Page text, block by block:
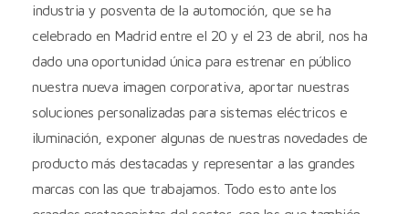
industria y posventa de la automoción, que se ha
celebrado en Madrid entre el 20 y el 23 de abril, nos ha
dado una oportunidad única para estrenar en público
nuestra nueva imagen corporativa, aportar nuestras
soluciones personalizadas para sistemas eléctricos e
iluminación, exponer algunas de nuestras novedades de
producto más destacadas y representar a las grandes
marcas con las que trabajamos. Todo esto ante los